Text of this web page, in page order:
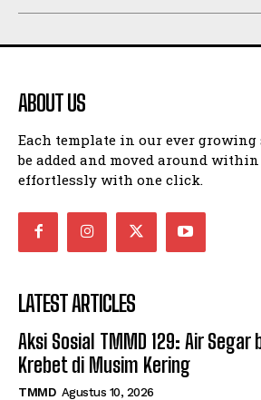
ABOUT US
Each template in our ever
be added and moved around
effortlessly with one click.
LATEST ARTICLES
Aksi Sosial TMMD 129: Air Segar
Krebet di Musim Kering
TMMD Agustus 10, 2026